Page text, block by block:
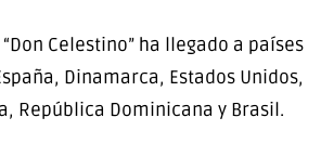
Celestino” ha llegado a países
Dinamarca, Estados Unidos,
República Dominicana y Brasil.